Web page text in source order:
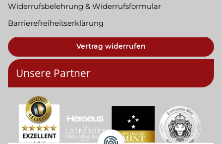
Widerrufsbelehrung & Widerrufsformular
Barrierefreiheitserklärung
Vertrag widerrufen
Unsere Partner